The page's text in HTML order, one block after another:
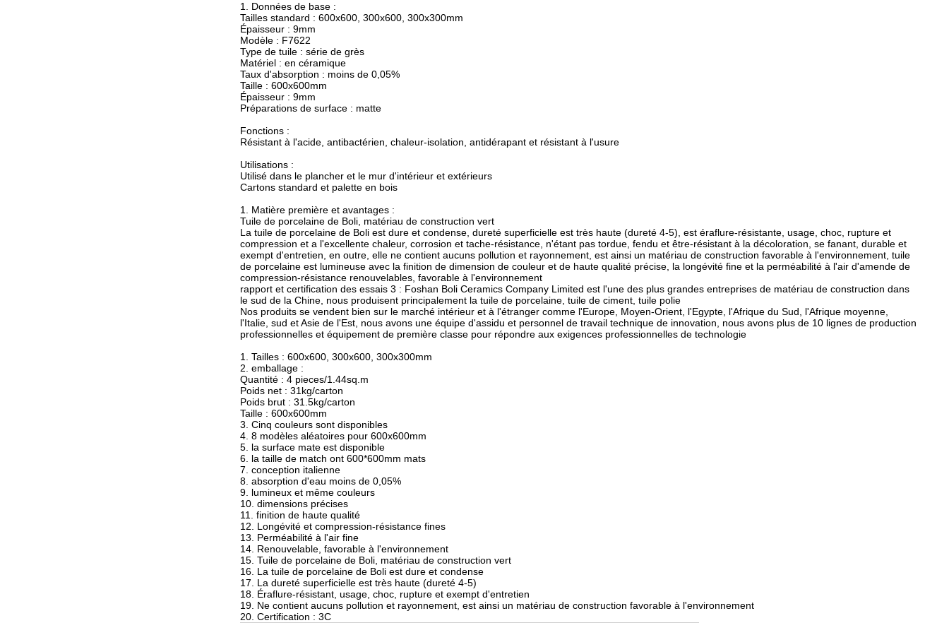
1. Données de base :
Tailles standard : 600x600, 300x600, 300x300mm
Épaisseur : 9mm
Modèle : F7622
Type de tuile : série de grès
Matériel : en céramique
Taux d'absorption : moins de 0,05%
Taille : 600x600mm
Épaisseur : 9mm
Préparations de surface : matte
Fonctions :
Résistant à l'acide, antibactérien, chaleur-isolation, antidérapant et résistant à l'usure
Utilisations :
Utilisé dans le plancher et le mur d'intérieur et extérieurs
Cartons standard et palette en bois
1. Matière première et avantages :
Tuile de porcelaine de Boli, matériau de construction vert
La tuile de porcelaine de Boli est dure et condense, dureté superficielle est très haute (dureté 4-5), est éraflure-résistante, usage, choc, rupture et
compression et a l'excellente chaleur, corrosion et tache-résistance, n'étant pas tordue, fendu et être-résistant à la décoloration, se fanant, durable et
exempt d'entretien, en outre, elle ne contient aucuns pollution et rayonnement, est ainsi un matériau de construction favorable à l'environnement, tuile
de porcelaine est lumineuse avec la finition de dimension de couleur et de haute qualité précise, la longévité fine et la perméabilité à l'air d'amende de
compression-résistance renouvelables, favorable à l'environnement
rapport et certification des essais 3 : Foshan Boli Ceramics Company Limited est l'une des plus grandes entreprises de matériau de construction dans
le sud de la Chine, nous produisent principalement la tuile de porcelaine, tuile de ciment, tuile polie
Nos produits se vendent bien sur le marché intérieur et à l'étranger comme l'Europe, Moyen-Orient, l'Egypte, l'Afrique du Sud, l'Afrique moyenne,
l'Italie, sud et Asie de l'Est, nous avons une équipe d'assidu et personnel de travail technique de innovation, nous avons plus de 10 lignes de production
professionnelles et équipement de première classe pour répondre aux exigences professionnelles de technologie
1. Tailles : 600x600, 300x600, 300x300mm
2. emballage :
Quantité : 4 pieces/1.44sq.m
Poids net : 31kg/carton
Poids brut : 31.5kg/carton
Taille : 600x600mm
3. Cinq couleurs sont disponibles
4. 8 modèles aléatoires pour 600x600mm
5. la surface mate est disponible
6. la taille de match ont 600*600mm mats
7. conception italienne
8. absorption d'eau moins de 0,05%
9. lumineux et même couleurs
10. dimensions précises
11. finition de haute qualité
12. Longévité et compression-résistance fines
13. Perméabilité à l'air fine
14. Renouvelable, favorable à l'environnement
15. Tuile de porcelaine de Boli, matériau de construction vert
16. La tuile de porcelaine de Boli est dure et condense
17. La dureté superficielle est très haute (dureté 4-5)
18. Éraflure-résistant, usage, choc, rupture et exempt d'entretien
19. Ne contient aucuns pollution et rayonnement, est ainsi un matériau de construction favorable à l'environnement
20. Certification : 3C